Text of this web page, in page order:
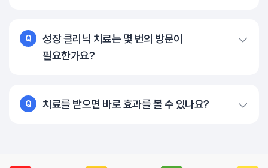
Q
성장 클리닉 치료는 몇 번의 방문이
필요한가요?
Q 치료를 받으면 바로 효과를 볼 수 있나요?